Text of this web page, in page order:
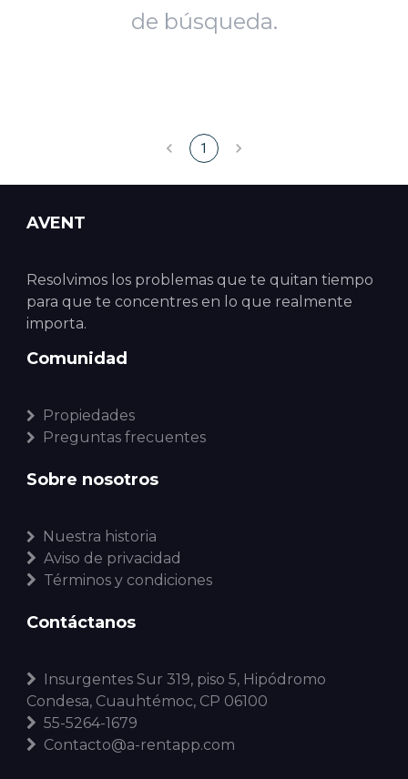
de búsqueda.
1
AVENT
Resolvimos los problemas que te quitan tiempo
para que te concentres en lo que realmente
importa.
Comunidad
Propiedades
Preguntas frecuentes
Sobre nosotros
Nuestra historia
Aviso de privacidad
Términos y condiciones
Contáctanos
Insurgentes Sur 319, piso 5, Hipódromo
Condesa, Cuauhtémoc, CP 06100
55-5264-1679
Contacto@a-rentapp.com